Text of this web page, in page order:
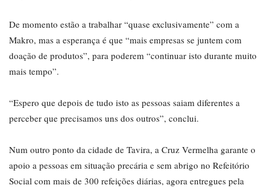
De momento estão a trabalhar “quase exclusivamente” com a
Makro, mas a esperança é que “mais empresas se juntem com
doação de produtos”, para poderem “continuar isto durante muito
mais tempo”.
“Espero que depois de tudo isto as pessoas saiam diferentes a
perceber que precisamos uns dos outros”, conclui.
Num outro ponto da cidade de Tavira, a Cruz Vermelha garante o
apoio a pessoas em situação precária e sem abrigo no Refeitório
Social com mais de 300 refeições diárias, agora entregues pela